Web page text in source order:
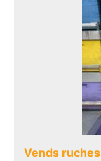
Vends